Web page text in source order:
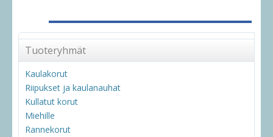
Tuoteryhmät
Kaulakorut
Riipukset ja kaulanauhat
Kullatut korut
Miehille
Rannekorut